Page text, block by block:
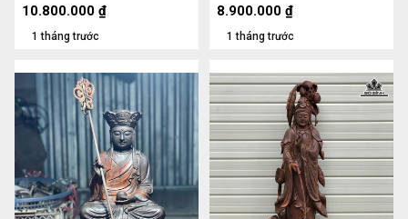
1 tháng trước
10.800.000 ₫
22x22x7 (cm)
1 tháng trước
8.900.000 ₫